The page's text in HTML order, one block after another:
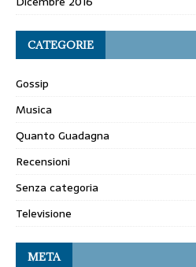
CATEGORIE
Gossip
Musica
Quanto Guadagna
Recensioni
Senza categoria
Televisione
META